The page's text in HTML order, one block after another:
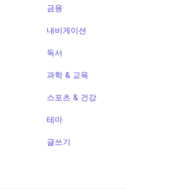
금융
내비게이션
독서
과학 & 교육
스포츠 & 건강
테마
글쓰기